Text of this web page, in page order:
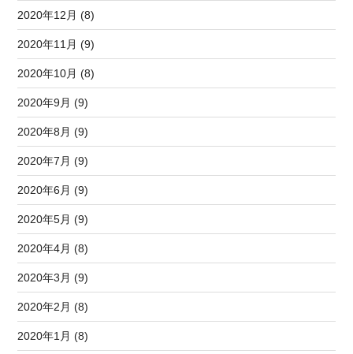
2020年12月 (8)
2020年11月 (9)
2020年10月 (8)
2020年9月 (9)
2020年8月 (9)
2020年7月 (9)
2020年6月 (9)
2020年5月 (9)
2020年4月 (8)
2020年3月 (9)
2020年2月 (8)
2020年1月 (8)